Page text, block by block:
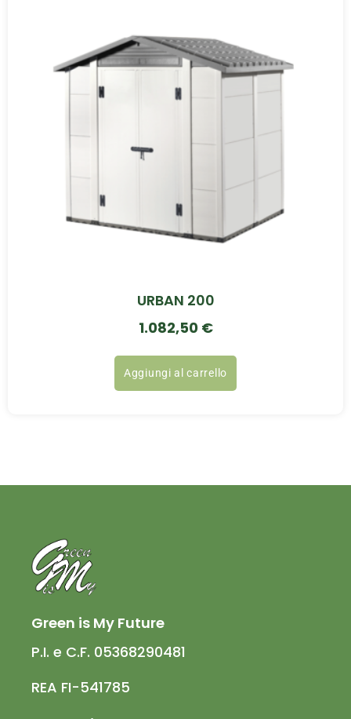
URBAN 200
1.082,50 €
Aggiungi al carrello
Green is My Future
P.I. e C.F. 05368290481
REA FI-541785